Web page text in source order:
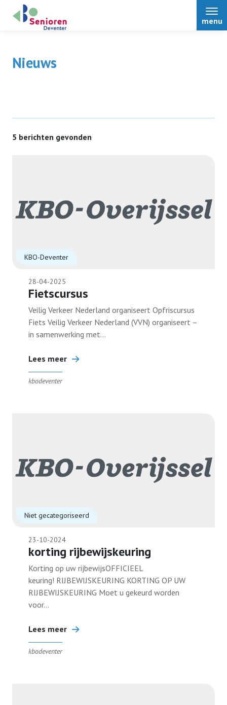
menu
Over ons
Voordeel voor leden
Terugblikken
Bestuur
Contact
Lid worden
Nieuws
5 berichten gevonden
KBO-Deventer
28-04-2025
Fietscursus
Veilig Verkeer Nederland organiseert Opfriscursus
Fiets Veilig Verkeer Nederland (VVN) organiseert –
in samenwerking met...
Lees meer
kbodeventer
Niet gecategoriseerd
23-10-2024
korting rijbewijskeuring
Korting op uw rijbewijsOFFICIEEL
keuring! RIJBEWIJSKEURING KORTING OP UW
RIJBEWIJSKEURING Moet u gekeurd worden
voor...
Lees meer
kbodeventer